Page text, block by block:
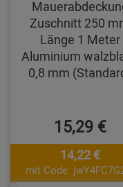
Zuschnitt 250
Länge 1 Meter
Aluminium
0,8 mm
15,29 €
14,22 €
mit Code: